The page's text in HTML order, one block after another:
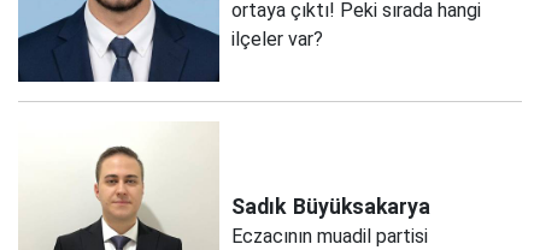
ortaya çıktı! Peki sırada hangi
ilçeler var?
Sadık Büyüksakarya
Eczacının muadil partisi